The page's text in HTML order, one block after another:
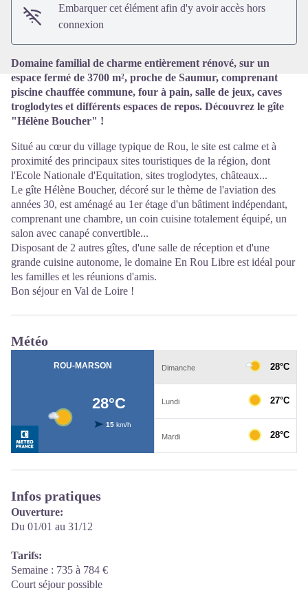
Embarquer cet élément afin d'y avoir accès hors
connexion
Domaine familial de charme entièrement rénové, sur un
espace fermé de 3700 m², proche de Saumur, comprenant
piscine chauffée commune, four à pain, salle de jeux, caves
troglodytes et différents espaces de repos. Découvrez le gîte
"Hélène Boucher" !
Situé au cœur du village typique de Rou, le site est calme et à
proximité des principaux sites touristiques de la région, dont
l'Ecole Nationale d'Equitation, sites troglodytes, châteaux...
Le gîte Hélène Boucher, décoré sur le thème de l'aviation des
années 30, est aménagé au 1er étage d'un bâtiment indépendant,
comprenant une chambre, un coin cuisine totalement équipé, un
salon avec canapé convertible...
Disposant de 2 autres gîtes, d'une salle de réception et d'une
grande cuisine autonome, le domaine En Rou Libre est idéal pour
les familles et les réunions d'amis.
Bon séjour en Val de Loire !
Météo
Infos pratiques
Ouverture:
Du 01/01 au 31/12
Tarifs:
Semaine : 735 à 784 €
Court séjour possible